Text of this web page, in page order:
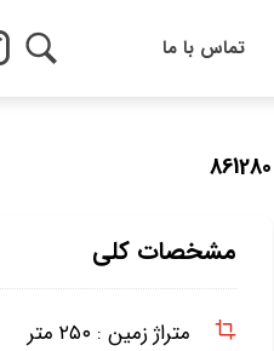
تماس با ما
مشخصات کلی
متراژ زمین : ۲۵۰ متر